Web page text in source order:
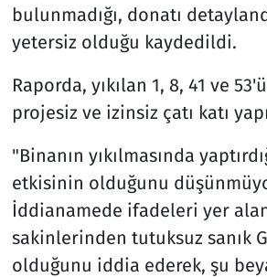
bulunmadığı, donatı
yetersiz olduğu kaydedildi.
Raporda, yıkılan 1, 8, 41 ve
projesiz ve izinsiz çatı katı
"Binanın yıkılmasında
etkisinin olduğunu
İddianamede ifadeleri yer
sakinlerinden tutuksuz sanık
olduğunu iddia ederek, şu